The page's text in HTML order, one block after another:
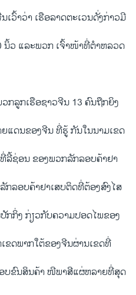
ວົ້າວ່າ ​ເຮືອ​ລາດຕະ​ເວນ​ດັ່ງກ່າວ​ມີ
ນິ້ວ ​ແລະ​ພວກ ​ເຈົ້າໜ້າ​ທີ່​ຕໍາຫລວດ​
ກລູກເຮືອຊາວຈີນ 13 ຄົນຖືກ​ຍິງ
ແດນ​ຂອງ​ຈີນ ທີ່​ຮູ້​ ກັນ​ໃນນາມ​ເຂດ​
ລີ້​ຊ່ອນ ຂອງ​ພວກ​ລັກລອບ​ຄ້າ​ຢາ​
ກ​ລອບ​ຄ້າ​ຢາ​ເສບ​ຕິດ​ທີ່​ຕ້ອງ​ສົງ​ໄສ​
ກ​ກິ່ງ ກ່ຽວ​ກັບ​ຄວາມ​ປອດ​ໄພ​ຂອງ​
ຂ​ດພາກ​ໃຕ້​ຂອງ​ຈີນ​ຜ່ານ​ເຂດ​ທີ່​
ບ​ຂົນສິນຄ້າ ໜີພາສີແຜ່​ຫລາຍ​ທີ່​ສຸດ​